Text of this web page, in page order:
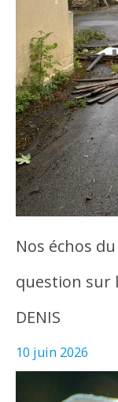
Nos échos
question sur
DENIS
10 juin 2026